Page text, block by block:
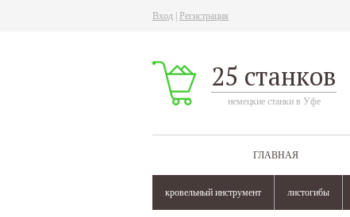
Вход Регистрация
25 станков
немецкие станки в Уфе
ГЛАВНАЯ
кровельный инструмент листогибы